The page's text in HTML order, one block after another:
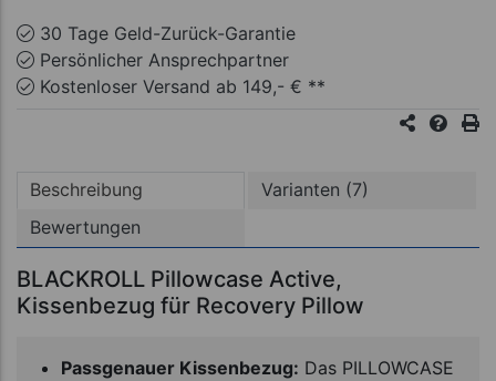
30 Tage Geld-Zurück-Garantie
Persönlicher Ansprechpartner
Kostenloser Versand ab 149,- € **
Beschreibung
Varianten (7)
Bewertungen
BLACKROLL Pillowcase Active,
Kissenbezug für Recovery Pillow
Passgenauer Kissenbezug: Das PILLOWCASE